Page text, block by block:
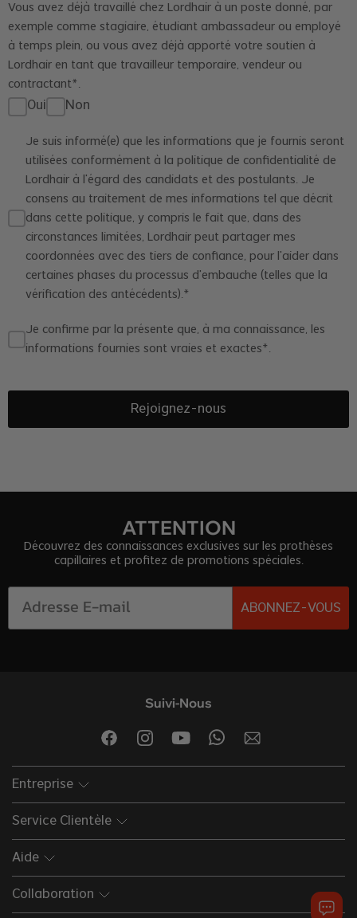
Vous avez déjà travaillé chez Lordhair à un poste donné, par
exemple comme stagiaire, étudiant ambassadeur ou employé
à temps plein, ou vous avez déjà apporté votre soutien à
Lordhair en tant que travailleur temporaire, vendeur ou
contractant*.
Oui Non
Je suis informé(e) que les informations que je fournis seront
utilisées conformément à la politique de confidentialité de
Lordhair à l'égard des candidats et des postulants. Je
consens au traitement de mes informations tel que décrit
dans cette politique, y compris le fait que, dans des
circonstances limitées, Lordhair peut partager mes
coordonnées avec des tiers de confiance, pour l'aider dans
certaines phases du processus d'embauche (telles que la
vérification des antécédents).*
Je confirme par la présente que, à ma connaissance, les
informations fournies sont vraies et exactes*.
Rejoignez-nous
ATTENTION
Découvrez des connaissances exclusives sur les prothèses
capillaires et profitez de promotions spéciales.
ABONNEZ-VOUS
Entreprise
Service Clientèle
Aide
Collaboration
Suivi-Nous